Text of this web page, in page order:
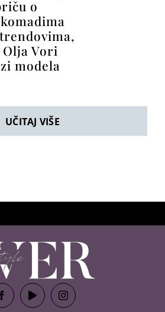
o
Vori
modela
UČITAJ VIŠE